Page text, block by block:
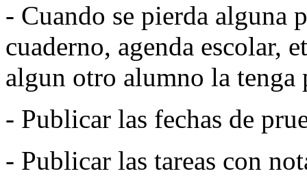
- Cuando se pierda alguna
cuaderno, agenda escolar,
algun otro alumno la
- Publicar las fechas de
- Publicar las tareas con